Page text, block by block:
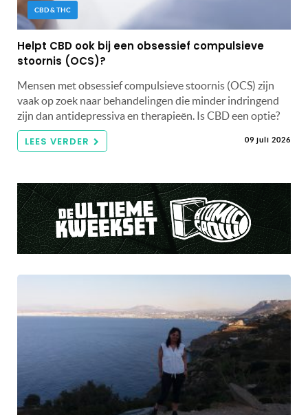
CBD & THC
Helpt CBD ook bij een obsessief compulsieve
stoornis (OCS)?
Mensen met obsessief compulsieve stoornis (OCS) zijn
vaak op zoek naar behandelingen die minder indringend
zijn dan antidepressiva en therapieën. Is CBD een optie?
LEES VERDER 09 juli 2026